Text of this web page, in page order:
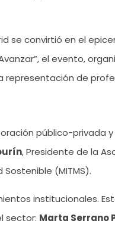
se convirtió en el
, el evento,
de
público-privada
, Presidente de la
(MITMS).
institucionales.
sector: Marta Serrano